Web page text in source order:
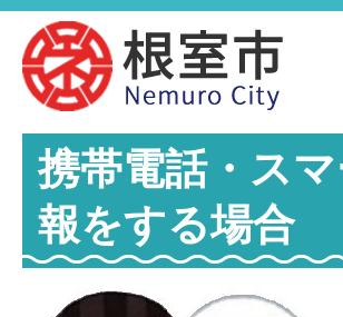
携帯電話・ス
報をする場合